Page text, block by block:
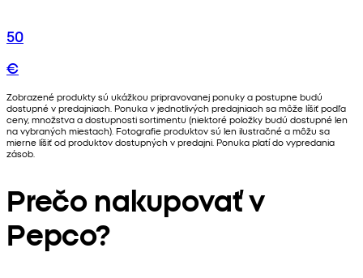
50
€
Zobrazené produkty sú ukážkou pripravovanej ponuky a postupne budú
dostupné v predajniach. Ponuka v jednotlivých predajniach sa môže líšiť podľa
ceny, množstva a dostupnosti sortimentu (niektoré položky budú dostupné len
na vybraných miestach). Fotografie produktov sú len ilustračné a môžu sa
mierne líšiť od produktov dostupných v predajni. Ponuka platí do vypredania
zásob.
Prečo nakupovať v
Pepco?